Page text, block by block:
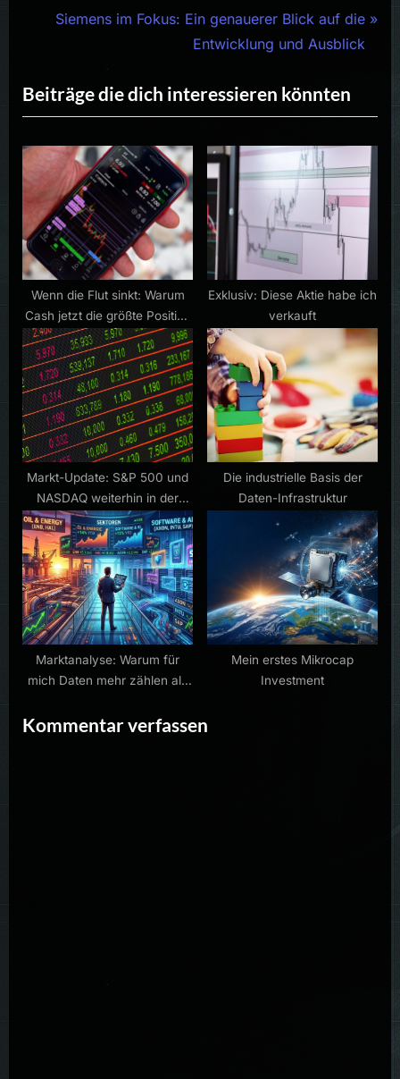
u
s
P
o
s
:
N
t
P
o
s
t
:
Siemens im Fokus: Ein genauerer Blick auf die
Entwicklung und Ausblick
Beiträge die dich interessieren könnten
Wenn die Flut sinkt: Warum
Cash jetzt die größte Position
ist
Exklusiv: Diese Aktie habe ich
verkauft
Markt-Update: S&P 500 und
NASDAQ weiterhin in der
Korrekturphase
Die industrielle Basis der
Daten-Infrastruktur
Marktanalyse: Warum für
mich Daten mehr zählen als
Mein erstes Mikrocap
Investment
Kommentar verfassen